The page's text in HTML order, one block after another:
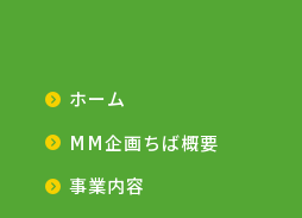
ホーム
MM企画ちば概要
事業内容